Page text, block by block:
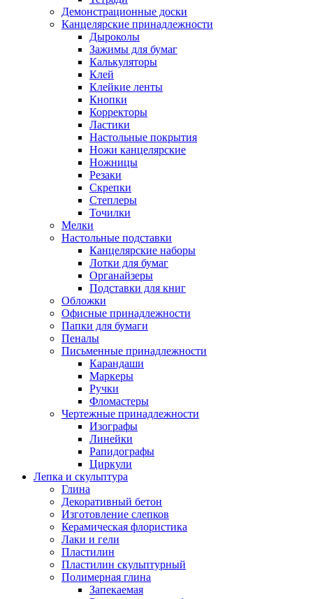
Демонстрационные доски
Канцелярские принадлежности
Дыроколы
Зажимы для бумаг
Калькуляторы
Клей
Клейкие ленты
Кнопки
Корректоры
Ластики
Настольные покрытия
Ножи канцелярские
Ножницы
Резаки
Скрепки
Степлеры
Точилки
Мелки
Настольные подставки
Канцелярские наборы
Лотки для бумаг
Органайзеры
Подставки для книг
Обложки
Офисные принадлежности
Папки для бумаги
Пеналы
Письменные принадлежности
Карандаши
Маркеры
Ручки
Фломастеры
Чертежные принадлежности
Изографы
Линейки
Рапидографы
Циркули
Лепка и скульптура
Глина
Декоративный бетон
Изготовление слепков
Керамическая флористика
Лаки и гели
Пластилин
Пластилин скульптурный
Полимерная глина
Запекаемая